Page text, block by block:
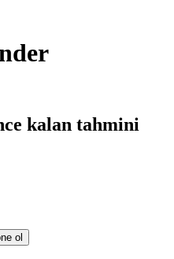
kalan tahmini